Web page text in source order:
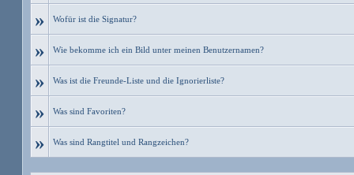
» Wofür ist die Signatur?
» Wie bekomme ich ein Bild unter meinen Benutzernamen?
» Was ist die Freunde-Liste und die Ignorierliste?
» Was sind Favoriten?
» Was sind Rangtitel und Rangzeichen?